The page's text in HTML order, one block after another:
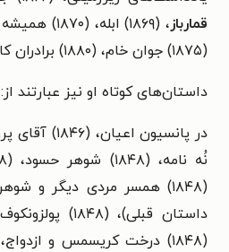
قمارباز
(۱۸۷۵) جوان خام، (۱۸۸۰) برادران کارامازوف.
داستان‌های کوتاه او نیز عبارتند از: